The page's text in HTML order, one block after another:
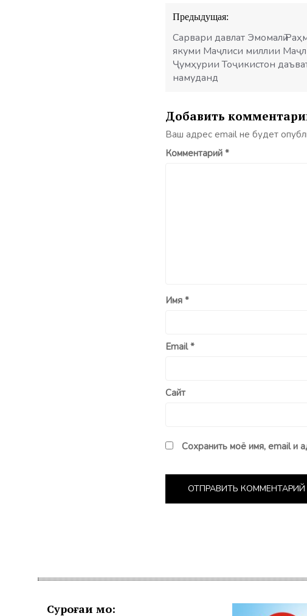
Навигация
по
записям
Предыдущая:
Сарвари давлат Эмомалӣ
якуми Маҷлиси миллии
Ҷумҳурии Тоҷикистон
намуданд
Добавить
Ваш адрес email не будет
Комментарий *
Имя *
Email*
Сайт
Сохранить моё имя, email и
Суроғаи мо: